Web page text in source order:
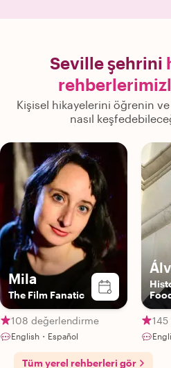
Seville şehrini
Kişisel hikayelerini öğrenin
nasıl
Mila
The Film Fanatic
108 değerlendirme
English・Español
Tüm yerel rehberleri gör